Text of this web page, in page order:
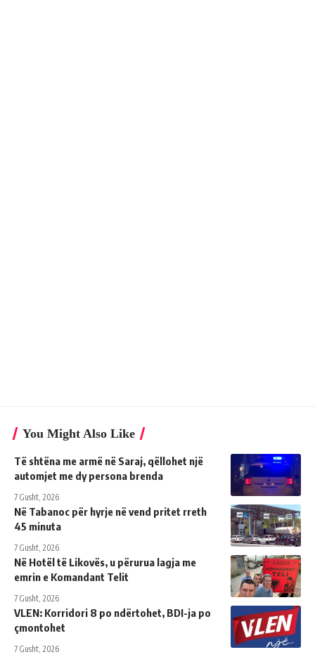
You Might Also Like
Të shtëna me armë në Saraj, qëllohet një
automjet me dy persona brenda
7 Gusht, 2026
Në Tabanoc për hyrje në vend pritet rreth
45 minuta
7 Gusht, 2026
Në Hotël të Likovës, u përurua lagja me
emrin e Komandant Telit
7 Gusht, 2026
VLEN: Korridori 8 po ndërtohet, BDI-ja po
çmontohet
7 Gusht, 2026